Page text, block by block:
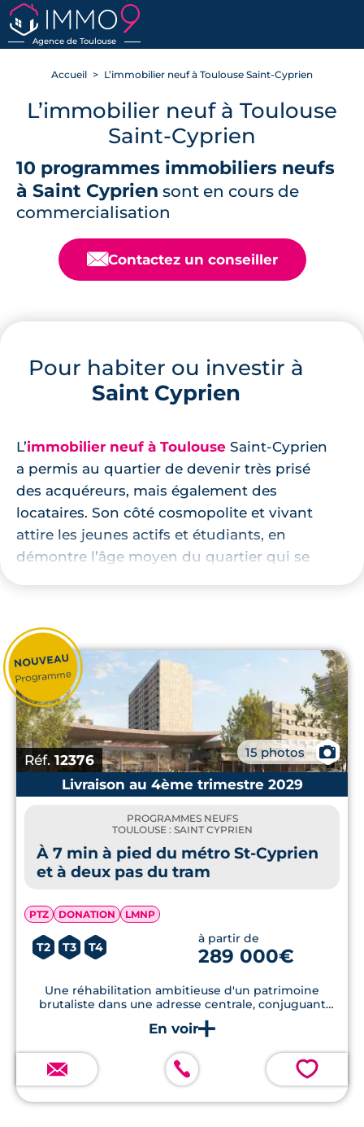
Agence de Toulouse
RETOUR
Accueil L’immobilier neuf à Toulouse Saint-Cyprien
L’immobilier neuf à Toulouse
Saint-Cyprien
10 programmes immobiliers neufs
à Saint Cyprien sont en cours de
commercialisation
📧Contactez un conseiller
Pour habiter ou investir à
Saint Cyprien
L’immobilier neuf à Toulouse Saint-Cyprien
a permis au quartier de devenir très prisé
des acquéreurs, mais également des
locataires. Son côté cosmopolite et vivant
attire les jeunes actifs et étudiants, en
démontre l’âge moyen du quartier qui se
résidences principalesqu’aux
investissements locatifs , comme en
attestent les différentes résidences en cours
de construction.
Cesprogrammes neufs à Toulouse Saint-
Cypriensont conçus par des promoteurs
locaux et nationaux.
Le quartier Saint-Cyprien, situé sur la rive
gauche de la Garonne, est un ancien
faubourg de la ville. Notamment connu
Hôtel-Dieu Saint-Jacques
renommé pour le
Cours Dillonet le
Garonne.
Réf.12376 15 photos
📷
Livraison au 4ème trimestre 2029
PROGRAMMES NEUFS
TOULOUSE : SAINT CYPRIEN
À 7 min à pied du métro St-Cyprien
et à deux pas du tram
PTZ DONATION LMNP
T2 T3 T4
à partir de
289 000€
Une réhabilitation ambitieuse d'un patrimoine
brutaliste dans une adresse centrale, conjuguant
mémoire architecturale, mixité d’usages et qualité de
vie au quotidien.
💗